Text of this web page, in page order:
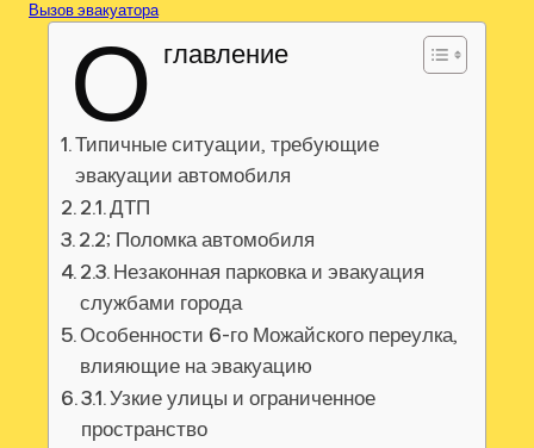
Вызов эвакуатора
О главление
Типичные ситуации‚ требующие
эвакуации автомобиля
2.1. ДТП
2.2; Поломка автомобиля
2.3. Незаконная парковка и эвакуация
службами города
Особенности 6-го Можайского переулка‚
влияющие на эвакуацию
3.1. Узкие улицы и ограниченное
пространство